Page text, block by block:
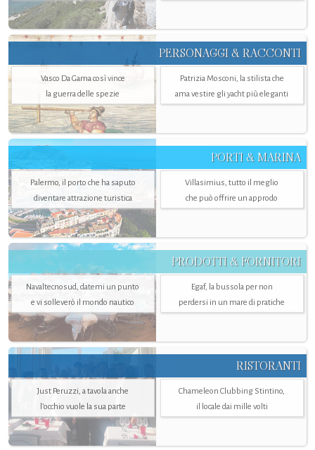
PERSONAGGI & RACCONTI
Vasco Da Gama così vince
la guerra delle spezie
Patrizia Mosconi, la stilista che
ama vestire gli yacht più eleganti
PORTI & MARINA
Palermo, il porto che ha saputo
diventare attrazione turistica
Villasimius, tutto il meglio
che può offrire un approdo
PRODOTTI & FORNITORI
Navaltecnosud, datemi un punto
e vi solleverò il mondo nautico
Egaf, la bussola per non
perdersi in un mare di pratiche
RISTORANTI
Just Peruzzi, a tavola anche
l’occhio vuole la sua parte
Chameleon Clubbing Stintino,
il locale dai mille volti